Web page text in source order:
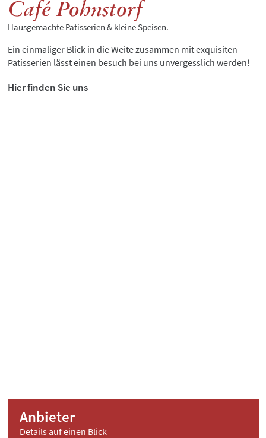
Café Pohnstorf
Hausgemachte Patisserien & kleine Speisen.
Ein einmaliger Blick in die Weite zusammen mit exquisiten
Patisserien lässt einen besuch bei uns unvergesslich werden!
Hier finden Sie uns
Anbieter
Details auf einen Blick